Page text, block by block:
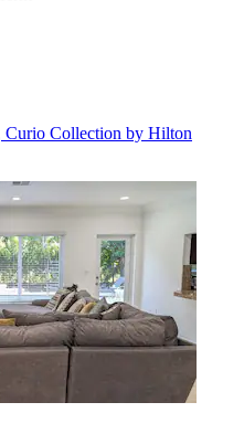
Curio Collection by Hilton